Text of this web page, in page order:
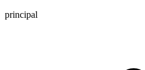
principal